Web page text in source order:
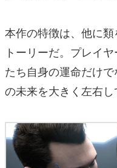
本作の特徴は、他に
トーリーだ。プレイ
たち自身の運命だけ
の未来を大きく左右し